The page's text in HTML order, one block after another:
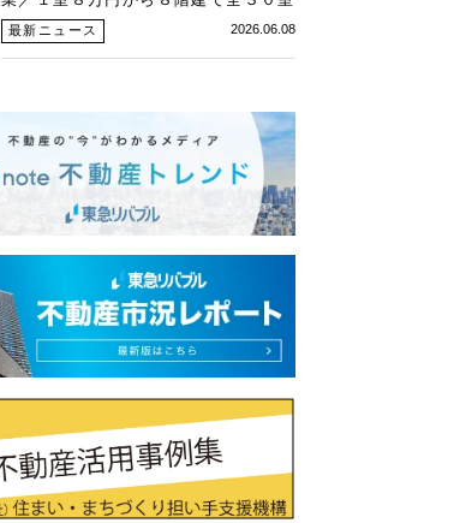
／カソクと旭化成Ｈ
最新ニュース 2026.06.08